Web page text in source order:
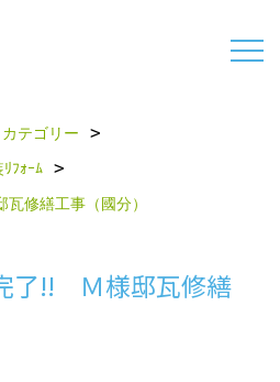
カテゴリー
ﾌｫｰﾑ
修繕工事（國分）
了!! Ｍ様邸瓦修繕